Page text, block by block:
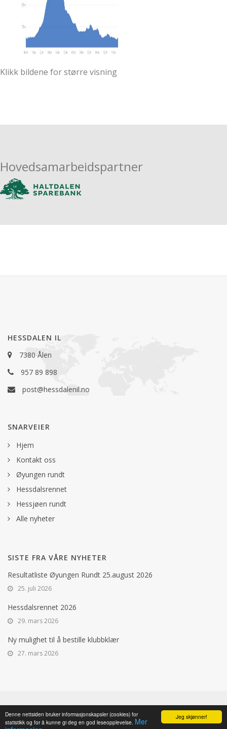
Jeg skjønner!
Denne nettsiden bruker informasjonskapsler (cookies) for
statistikk og for å kunne gi deg en god leseopplevelse. Mer
Klikk bildene for større visning
Hovedsamarbeidspartner
HESSDALEN IL
7380 Ålen
957 89 898
post@hessdalenil.no
SNARVEIER
Hjem
Kontakt oss
Øyungen rundt
Hessdalsrennet
Hessjøen rundt
Alle nyheter
SISTE FRA VÅRE NYHETER
Resultatliste Øyungen Rundt 25.august 2026
25. juli 2026
Hessdalsrennet 2026
29. mars 2026
Ny mulighet til å bestille klubbklær
27. mars 2026
© 2025 HESSDALEN IL, 7380 ÅLEN. ALL RIGHTS RESERVED. WEBUTVIKLING
OG DRIFT: REN RØROS DIGITAL AS